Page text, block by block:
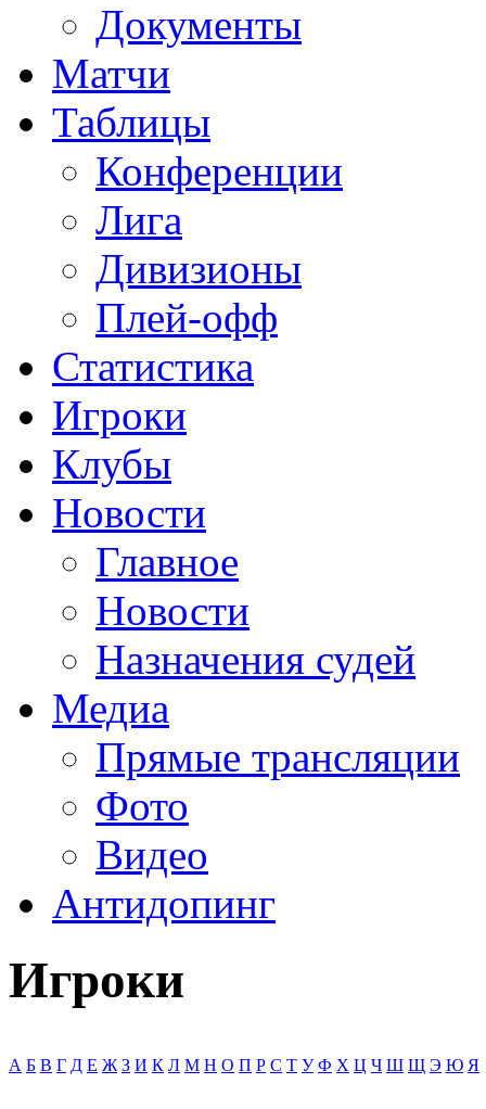
Документы
Матчи
Таблицы
Конференции
Лига
Дивизионы
Плей-офф
Статистика
Игроки
Клубы
Новости
Главное
Новости
Назначения судей
Медиа
Прямые трансляции
Фото
Видео
Антидопинг
Игроки
А Б В Г Д Е Ж З И К Л М Н О П Р С Т У Ф Х Ц Ч Ш Щ Э Ю Я